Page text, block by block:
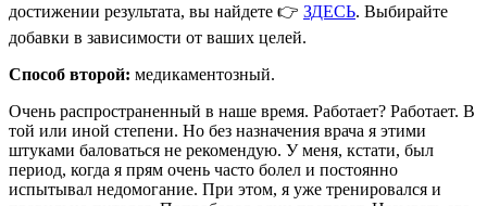
достижении результата, вы найдете 👉 ЗДЕСЬ. Выбирайте
добавки в зависимости от ваших целей.
Способ второй: медикаментозный.
Очень распространенный в наше время. Работает? Работает. В
той или иной степени. Но без назначения врача я этими
штуками баловаться не рекомендую. У меня, кстати, был
период, когда я прям очень часто болел и постоянно
испытывал недомогание. При этом, я уже тренировался и